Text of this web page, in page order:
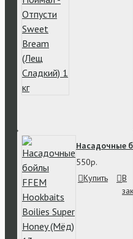
Насадочные
550р.
Купить
В